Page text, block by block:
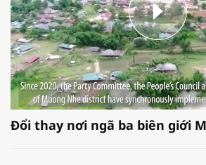
Đổi thay nơi ngã ba biên giới